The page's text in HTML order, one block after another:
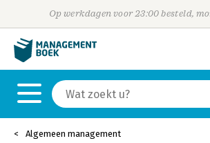
Op werkdagen voor 23:00 besteld,
Algemeen management